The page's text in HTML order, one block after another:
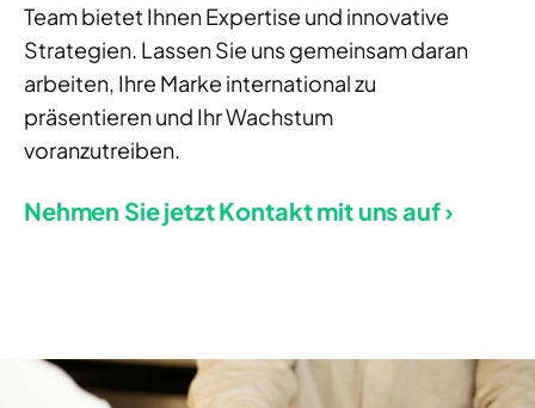
Team bietet Ihnen Expertise und innovative
Strategien. Lassen Sie uns gemeinsam daran
arbeiten, Ihre Marke international zu
präsentieren und Ihr Wachstum
voranzutreiben.
Nehmen Sie jetzt Kontakt mit uns auf ›